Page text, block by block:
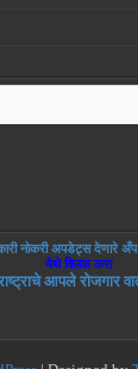
नोकरी अपडेट्स देणारे
येथे क्लिक करा
आपले रोजगार